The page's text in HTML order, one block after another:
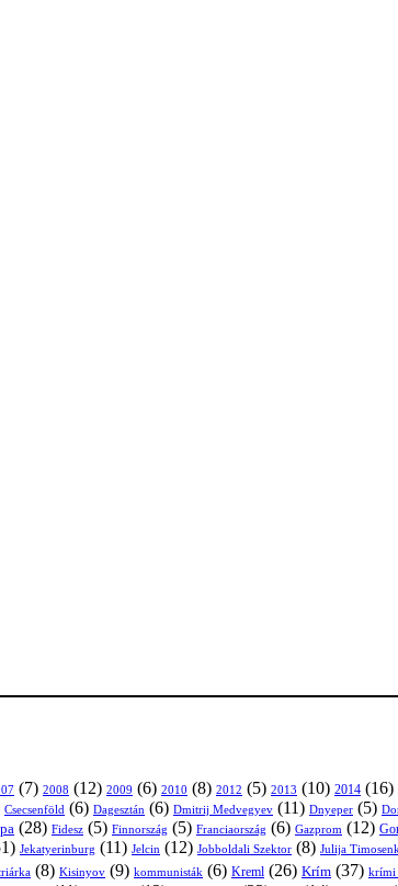
(7) 2008 (12) 2009 (6) 2010 (8) 2012 (5) 2013 (10) 2014 (16)
Csecsenföld (6) Dagesztán (6) Dmitrij Medvegyev (11) Dnyeper (5)
(28) Fidesz (5) Finnország (5) Franciaország (6) Gazprom (12)
Jekatyerinburg (11) Jelcin (12) Jobboldali Szektor (8) Julija
(8) Kisinyov (9) kommunisták (6) Kreml (26) Krím (37) krími